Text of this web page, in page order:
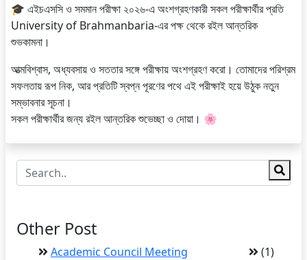
🎓 এইচএসসি ও সমমান পরীক্ষা ২০২৬-এ অংশগ্রহণকারী সকল পরীক্ষার্থীর প্রতি
University of Brahmanbaria-এর পক্ষ থেকে রইল আন্তরিক
শুভকামনা।
আত্মবিশ্বাস, অধ্যবসায় ও সততার সঙ্গে পরীক্ষায় অংশগ্রহণ করো। তোমাদের পরিশ্রম
সফলতায় রূপ নিক, আর প্রতিটি স্বপ্ন পূরণের পথে এই পরীক্ষাই হয়ে উঠুক নতুন
সম্ভাবনার সূচনা।
সকল পরীক্ষার্থীর জন্য রইল আন্তরিক শুভেচ্ছা ও দোয়া। 🌸
Other Post
Academic Council Meeting
(1)